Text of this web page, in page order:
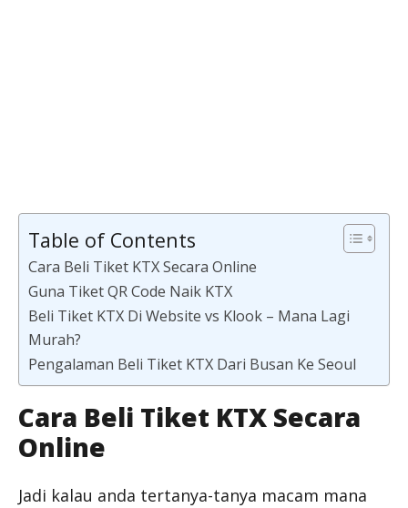
Table of Contents
Cara Beli Tiket KTX Secara Online
Guna Tiket QR Code Naik KTX
Beli Tiket KTX Di Website vs Klook – Mana Lagi
Murah?
Pengalaman Beli Tiket KTX Dari Busan Ke Seoul
Cara Beli Tiket KTX Secara
Online
Jadi kalau anda tertanya-tanya macam mana